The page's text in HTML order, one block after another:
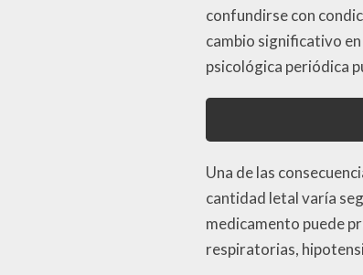
confundirse con
cambio significativo
psicológica periódica
Una de las
cantidad letal varía
medicamento puede
respiratorias,